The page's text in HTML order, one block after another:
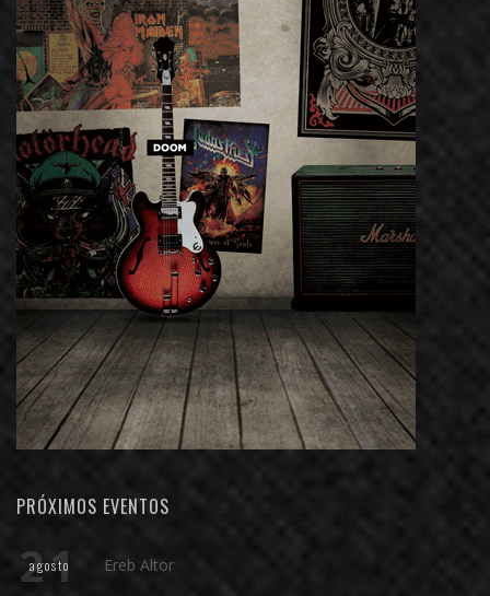
PRÓXIMOS EVENTOS
21
agosto Ereb Altor